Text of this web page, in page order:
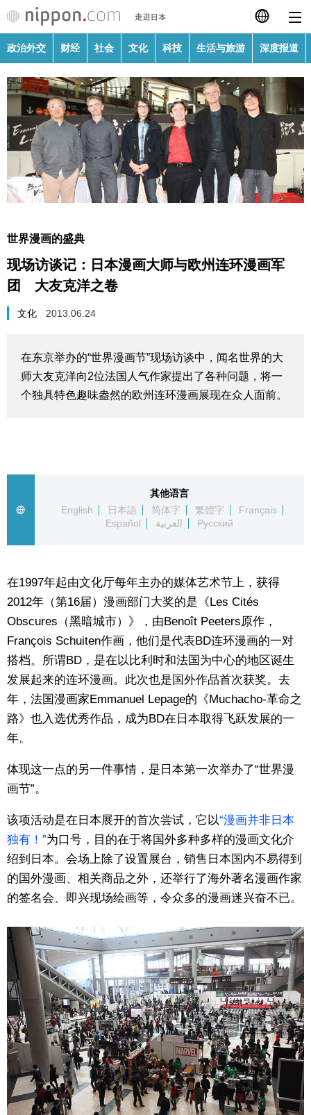
日本語
English
繁體字
Français
Español
Русский
政治外交
财经
科技
深度报道
人物访谈
东京
编辑部通知
政治外交 财经 社会 文化 科技 生活与旅游 深度报道
世界漫画的盛典
现场访谈记：日本漫画大师与欧州连环漫画军
团 大友克洋之卷
文化 2013.06.24
在东京举办的“世界漫画节”现场访谈中，闻名世界的大
师大友克洋向2位法国人气作家提出了各种问题，将一
个独具特色趣味盎然的欧州连环漫画展现在众人面前。
其他语言
English
日本語 简体字 繁體字
Français
Español
العربية Русский
在1997年起由文化厅每年主办的媒体艺术节上，获得
2012年（第16届）漫画部门大奖的是《Les Cités
Obscures（黑暗城市）》，由Benoît Peeters原作，
François Schuiten作画，他们是代表BD连环漫画的一对
搭档。所谓BD，是在以比利时和法国为中心的地区诞生
发展起来的连环漫画。此次也是国外作品首次获奖。去
年，法国漫画家Emmanuel Lepage的《Muchacho-革命之
路》也入选优秀作品，成为BD在日本取得飞跃发展的一
年。
体现这一点的另一件事情，是日本第一次举办了“世界漫
画节”。
该项活动是在日本展开的首次尝试，它以“漫画并非日本
独有！”为口号，目的在于将国外多种多样的漫画文化介
绍到日本。会场上除了设置展台，销售日本国内不易得到
的国外漫画、相关商品之外，还举行了海外著名漫画作家
的签名会、即兴现场绘画等，令众多的漫画迷兴奋不已。